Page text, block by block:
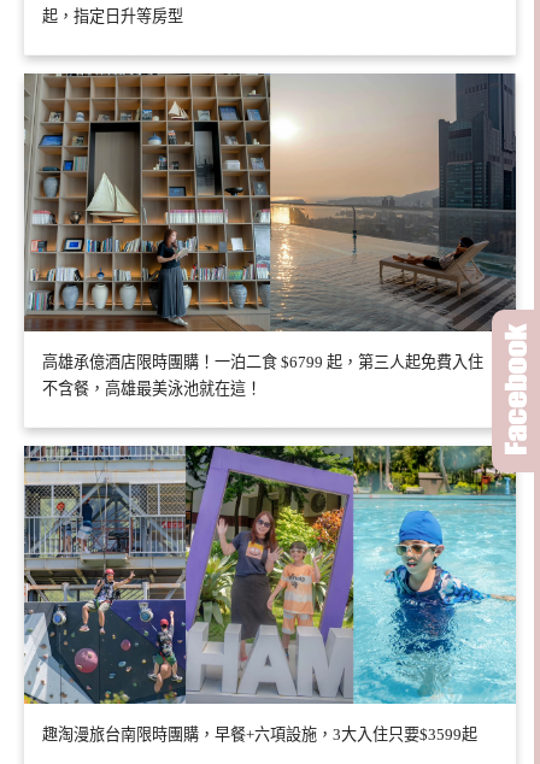
起，指定日升等房型
高雄承億酒店限時團購！一泊二食 $6799 起，第三人起免費入住
不含餐，高雄最美泳池就在這！
趣淘漫旅台南限時團購，早餐+六項設施，3大入住只要$3599起